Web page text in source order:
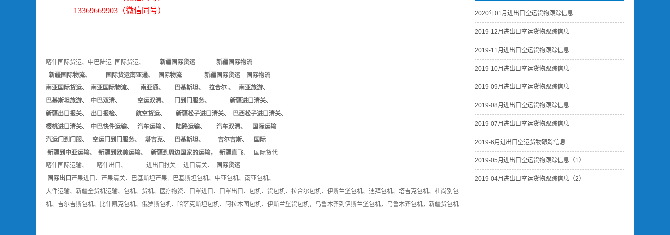
13369669903（微信同号）
喀什国际货运、中巴陆运 国际货运、 新疆国际货运
新疆国际物流
新疆国际物流、 国际货运南亚通、 国际物流 新疆国际货运 国际物流
南亚国际货运、 南亚国际物流、 南亚通、 巴基斯坦、 拉合尔 、 南亚旅游、
巴基斯坦旅游、 中巴双清、 空运双清、 门到门服务、 新疆进口清关、
新疆出口报关、 出口报检、 航空货运、 新疆松子进口清关、 巴西松子进口清关、
樱桃进口清关、 中巴快件运输、 汽车运输 、 陆路运输、 汽车双清、 国际运输
汽运门到门服、 空运门到门服务、 塔吉克、 巴基斯坦、 吉尔吉斯、 国际
新疆到中亚运输、 新疆到欧美运输、 新疆到周边国家的运输， 新疆直飞、 国际货代
喀什国际运输、 喀什出口、
进出口报关 进口清关、
国际货运
国际出口 芒果进口、芒果清关、巴基斯坦芒果、
巴基斯坦包机、中亚包机、南亚包机、
大件运输、 新疆全货机运输、包机、货机、医疗物资、 口罩进口、
口罩出口、包机、货包机、拉合尔包机、伊斯兰堡包机、迪拜包机、塔吉克包机、杜尚别包
机、吉尔吉斯包机、比什凯克包机、俄罗斯包机、哈萨克斯坦包机、阿拉木图包机、 伊斯兰堡货包机，乌鲁木齐到伊斯兰堡包机，乌鲁木齐包机，新疆货包机
2020年01月进出口空运货物跟踪信息
2019-12月进出口空运货物跟踪信息
2019-11月进出口空运货物跟踪信息
2019-10月进出口空运货物跟踪信息
2019-09月进出口空运货物跟踪信息
2019-08月进出口空运货物跟踪信息
2019-07月进出口空运货物跟踪信息
2019-6月进出口空运货物跟踪信息
2019-05月进出口空运货物跟踪信息（1）
2019-04月进出口空运货物跟踪信息（2）